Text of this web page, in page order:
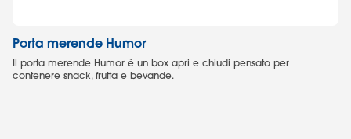
Porta merende Humor
Il porta merende Humor è un box apri e chiudi pensato per
contenere snack, frutta e bevande.